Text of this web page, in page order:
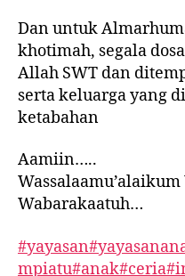
Dan untuk
khotimah, segala
Allah SWT dan
serta keluarga yang
ketabahan
Aamiin…..
Wabarakaatuh…
#yayasan
mpiatu#anak#ceria